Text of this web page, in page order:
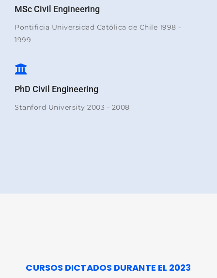
MSc Civil Engineering
Pontificia Universidad Católica de Chile 1998 -
1999
PhD Civil Engineering
Stanford University 2003 - 2008
CURSOS DICTADOS DURANTE EL 2023